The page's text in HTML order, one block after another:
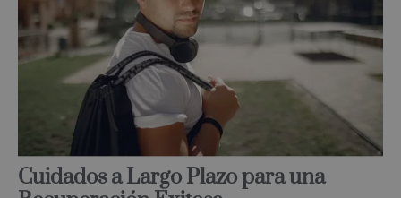
Cuidados a Largo Plazo para una